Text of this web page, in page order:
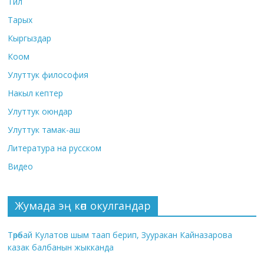
Тарых
Кыргыздар
Коом
Улуттук философия
Накыл кептер
Улуттук оюндар
Улуттук тамак-аш
Литература на русском
Видео
Жумада эң көп окулгандар
Төрөбай Кулатов шым таап берип, Зууракан Кайназарова
казак балбанын жыкканда